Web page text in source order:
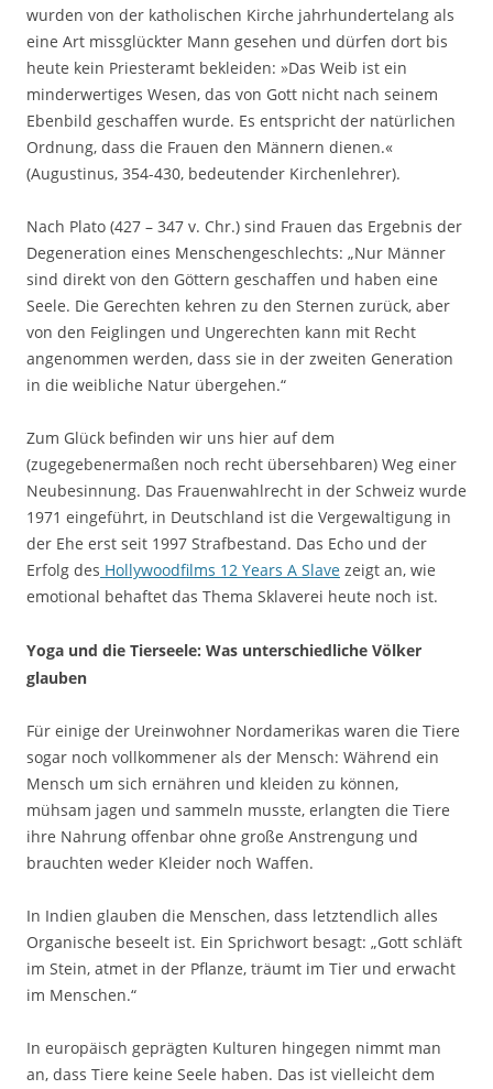
wurden von der katholischen Kirche jahrhundertelang als
eine Art missglückter Mann gesehen und dürfen dort bis
heute kein Priesteramt bekleiden: »Das Weib ist ein
minderwertiges Wesen, das von Gott nicht nach seinem
Ebenbild geschaffen wurde. Es entspricht der natürlichen
Ordnung, dass die Frauen den Männern dienen.«
(Augustinus, 354-430, bedeutender Kirchenlehrer).
Nach Plato (427 – 347 v. Chr.) sind Frauen das Ergebnis der
Degeneration eines Menschengeschlechts: „Nur Männer
sind direkt von den Göttern geschaffen und haben eine
Seele. Die Gerechten kehren zu den Sternen zurück, aber
von den Feiglingen und Ungerechten kann mit Recht
angenommen werden, dass sie in der zweiten Generation
in die weibliche Natur übergehen.“
Zum Glück befinden wir uns hier auf dem
(zugegebenermaßen noch recht übersehbaren) Weg einer
Neubesinnung. Das Frauenwahlrecht in der Schweiz wurde
1971 eingeführt, in Deutschland ist die Vergewaltigung in
der Ehe erst seit 1997 Strafbestand. Das Echo und der
Erfolg des Hollywoodfilms 12 Years A Slave zeigt an, wie
emotional behaftet das Thema Sklaverei heute noch ist.
Yoga und die Tierseele: Was unterschiedliche Völker
glauben
Für einige der Ureinwohner Nordamerikas waren die Tiere
sogar noch vollkommener als der Mensch: Während ein
Mensch um sich ernähren und kleiden zu können,
mühsam jagen und sammeln musste, erlangten die Tiere
ihre Nahrung offenbar ohne große Anstrengung und
brauchten weder Kleider noch Waffen.
In Indien glauben die Menschen, dass letztendlich alles
Organische beseelt ist. Ein Sprichwort besagt: „Gott schläft
im Stein, atmet in der Pflanze, träumt im Tier und erwacht
im Menschen.“
In europäisch geprägten Kulturen hingegen nimmt man
an, dass Tiere keine Seele haben. Das ist vielleicht dem